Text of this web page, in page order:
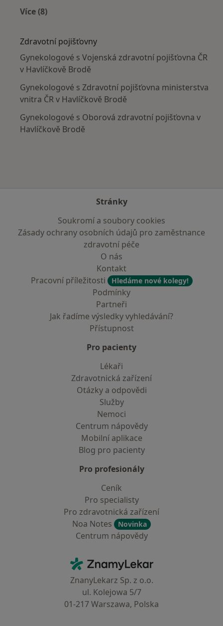
Více (8)
Zdravotní pojišťovny
Gynekologové s Vojenská zdravotní pojišťovna ČR
v Havlíčkově Brodě
Gynekologové s Zdravotní pojišťovna ministerstva
vnitra ČR v Havlíčkově Brodě
Gynekologové s Oborová zdravotní pojišťovna v
Havlíčkově Brodě
Stránky
Soukromí a soubory cookies
Zásady ochrany osobních údajů pro zaměstnance
zdravotní péče
O nás
Kontakt
Pracovní příležitosti
Hledáme nové kolegy!
Podmínky
Partneři
Jak řadíme výsledky vyhledávání?
Přístupnost
Pro pacienty
Lékaři
Zdravotnická zařízení
Otázky a odpovědi
Služby
Nemoci
Centrum nápovědy
Mobilní aplikace
Blog pro pacienty
Pro profesionály
Ceník
Pro specialisty
Pro zdravotnická zařízení
Noa Notes
Novinka
Centrum nápovědy
ZnamyLekar - Hlavní stránka
ZnanyLekarz Sp. z o.o.
ul. Kolejowa 5/7
01-217 Warszawa, Polska